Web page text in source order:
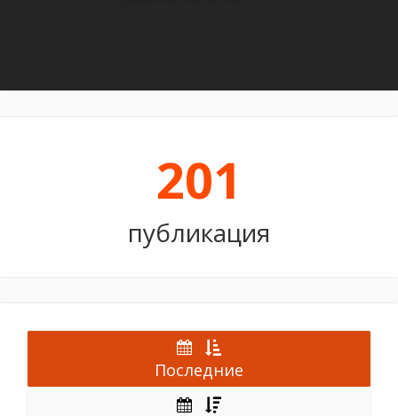
201
публикация
Последние